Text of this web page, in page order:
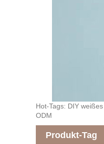
Hot-Tags: DIY
ODM
Produkt-Tag